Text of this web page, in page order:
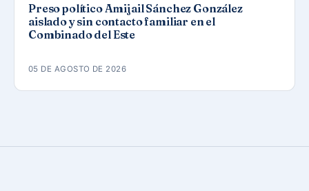
Preso político Amijail Sánchez González
aislado y sin contacto familiar en el
Combinado del Este
05 DE AGOSTO DE 2026